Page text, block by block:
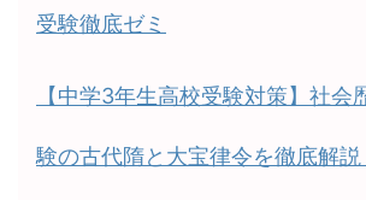
受験徹底ゼミ
【中学3年生高校受験対策】社会
験の古代隋と大宝律令を徹底解